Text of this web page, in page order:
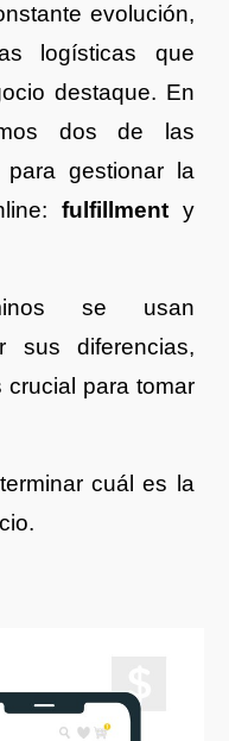
evolución,
logísticas que
destaque. En
dos de las
para gestionar la
fulfillmenty
se usan
sus diferencias,
para tomar
cuál es la